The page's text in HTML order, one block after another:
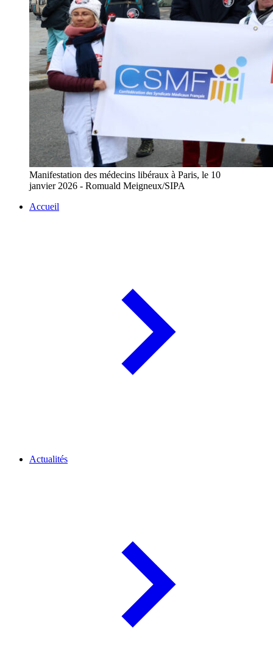
Manifestation des médecins libéraux à Paris, le 10
janvier 2026 - Romuald Meigneux/SIPA
Accueil
Actualités